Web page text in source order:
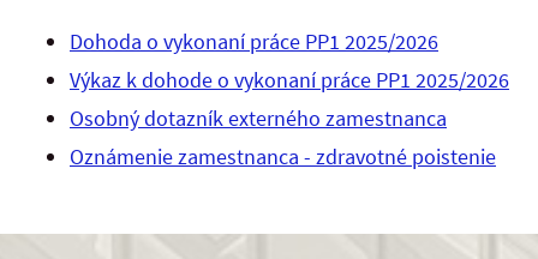
Dohoda o vykonaní práce PP1 2025/2026
Výkaz k dohode o vykonaní práce PP1 2025/2026
Osobný dotazník externého zamestnanca
Oznámenie zamestnanca - zdravotné poistenie